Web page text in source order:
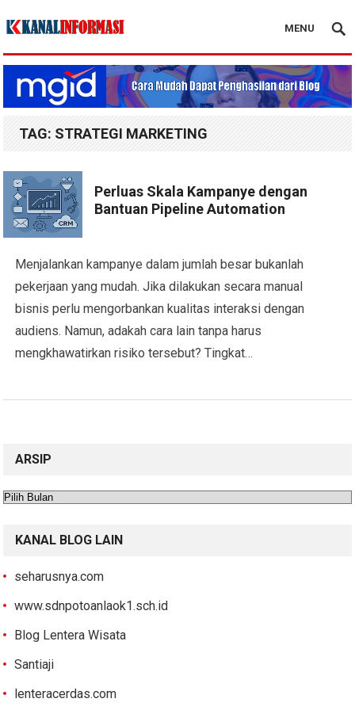
Blog Kanal Info
MENU
TAG: STRATEGI MARKETING
Perluas Skala Kampanye dengan
Bantuan Pipeline Automation
Menjalankan kampanye dalam jumlah besar bukanlah
pekerjaan yang mudah. Jika dilakukan secara manual
bisnis perlu mengorbankan kualitas interaksi dengan
audiens. Namun, adakah cara lain tanpa harus
mengkhawatirkan risiko tersebut? Tingkat…
ARSIP
Arsip
KANAL BLOG LAIN
seharusnya.com
www.sdnpotoanlaok1.sch.id
Blog Lentera Wisata
Santiaji
lenteracerdas.com